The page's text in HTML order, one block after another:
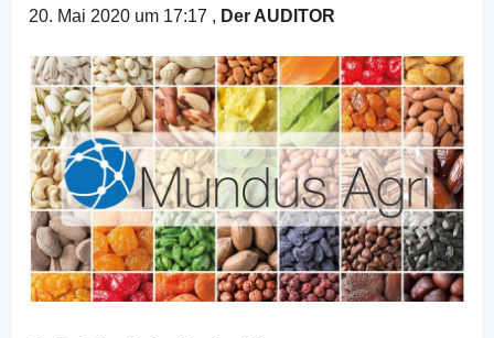
20. Mai 2020 um 17:17 , Der AUDITOR